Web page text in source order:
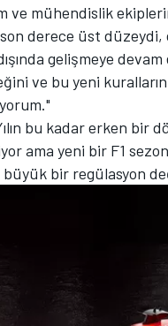
ve mühendislik
derece üst
gelişmeye
ve bu yeni
bu kadar erken bir
ama yeni bir F1
bir regülasyon